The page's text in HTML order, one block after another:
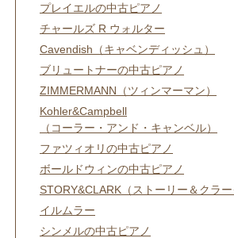
プレイエルの中古ピアノ
チャールズ R ウォルター
Cavendish（キャベンディッシュ）
ブリュートナーの中古ピアノ
ZIMMERMANN（ツィンマーマン）
Kohler&Campbell
（コーラー・アンド・キャンベル）
ファツィオリの中古ピアノ
ボールドウィンの中古ピアノ
STORY&CLARK（ストーリー＆クラ
イルムラー
シンメルの中古ピアノ